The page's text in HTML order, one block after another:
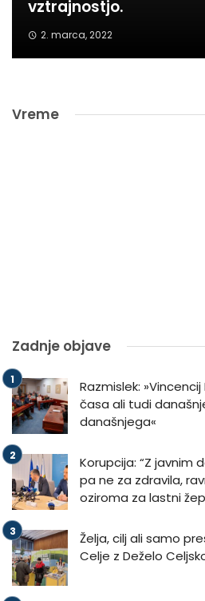
vztrajnostjo.
2. marca, 2022
Vreme
Zadnje objave
Razmislek:
časa ali tudi
današnjega«
Korupcija: “Z javnim
pa ne za zdravila,
oziroma za lastni
Želja, cilj ali samo
Celje z Deželo